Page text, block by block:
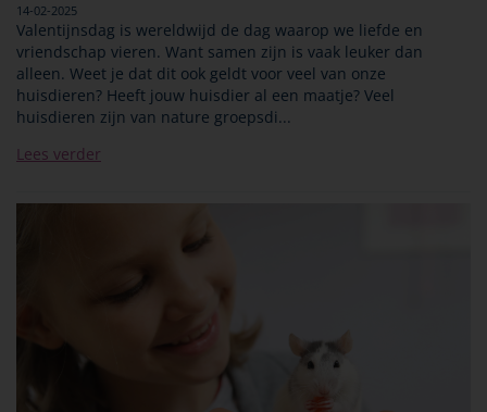
14-02-2025
Valentijnsdag is wereldwijd de dag waarop we liefde en
vriendschap vieren. Want samen zijn is vaak leuker dan
alleen. Weet je dat dit ook geldt voor veel van onze
huisdieren? Heeft jouw huisdier al een maatje? Veel
huisdieren zijn van nature groepsdi...
Lees verder